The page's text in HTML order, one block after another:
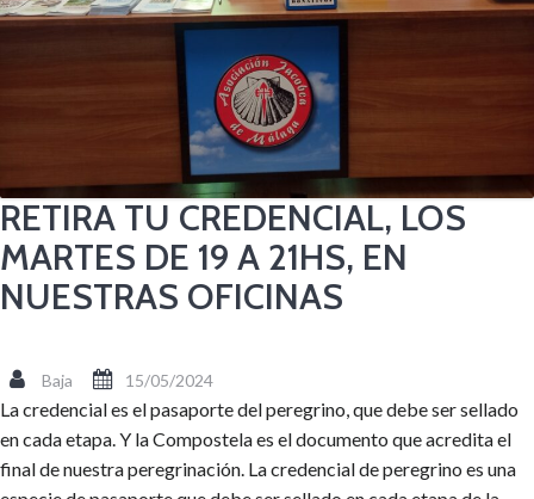
RETIRA TU CREDENCIAL, LOS
MARTES DE 19 A 21HS, EN
NUESTRAS OFICINAS
Baja 15/05/2024
La credencial es el pasaporte del peregrino, que debe ser sellado
en cada etapa. Y la Compostela es el documento que acredita el
final de nuestra peregrinación. La credencial de peregrino es una